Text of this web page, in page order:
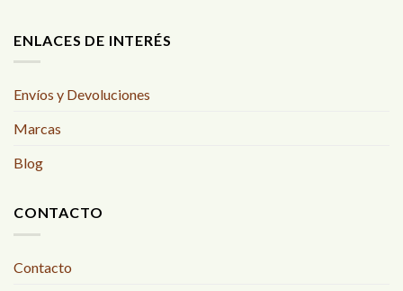
ENLACES DE INTERÉS
Envíos y Devoluciones
Marcas
Blog
CONTACTO
Contacto